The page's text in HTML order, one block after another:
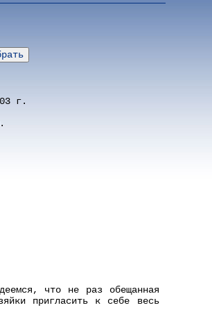
г.
что не раз обещанная
пригласить к себе весь